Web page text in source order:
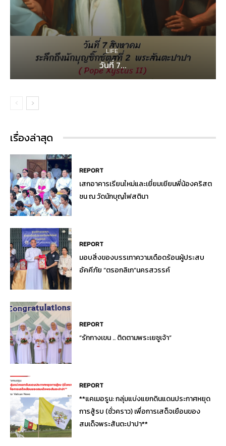
LIFE
วันที่ 7...
เรื่องล่าสุด
REPORT
เสกอาคารเรียนใหม่และเยี่ยมเยียนพี่น้องคริสต
ชน ณ วัดนักบุญโฟสตินา
REPORT
มอบสิ่งของบรรเทาความเดือดร้อนผู้ประสบ
อัคคีภัย “ตรอกลิเก”นครสวรรค์
REPORT
“รักกางเขน .. ติดตามพระเยซูเจ้า”
REPORT
**แคเมอรูน: กลุ่มแบ่งแยกดินแดนประกาศหยุด
การสู้รบ (ชั่วคราว) เพื่อการเสด็จเยือนของ
สมเด็จพระสันตะปาปา**